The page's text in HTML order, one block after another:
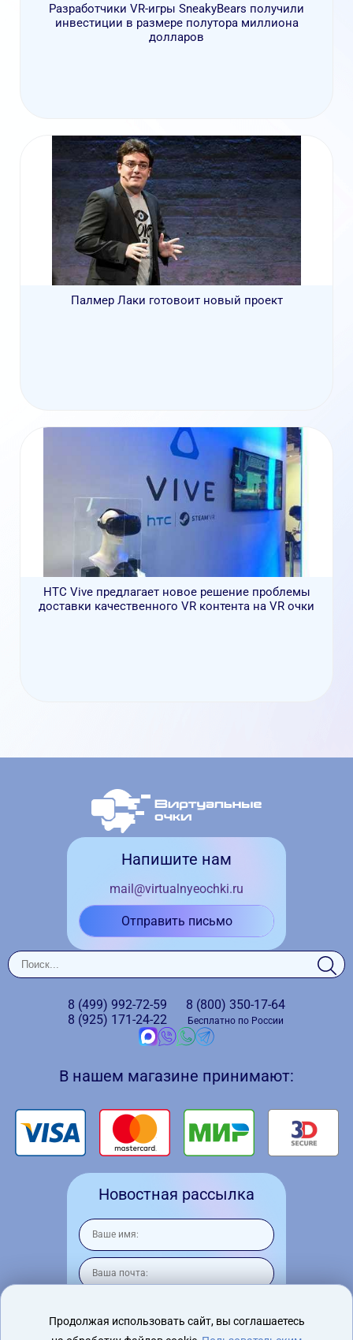
Разработчики VR-игры SneakyBears получили
инвестиции в размере полутора миллиона
долларов
Палмер Лаки готовоит новый проект
HTC Vive предлагает новое решение проблемы
доставки качественного VR контента на VR очки
Напишите нам
mail@virtualnyeochki.ru
Отправить письмо
8 (499) 992-72-59
8 (925) 171-24-22
8 (800) 350-17-64
Бесплатно по России
В нашем магазине принимают:
Новостная рассылка
Продолжая использовать сайт, вы соглашаетесь